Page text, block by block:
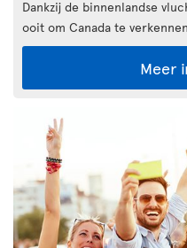
Dankzij de binnenlandse
ooit om Canada te
Meer